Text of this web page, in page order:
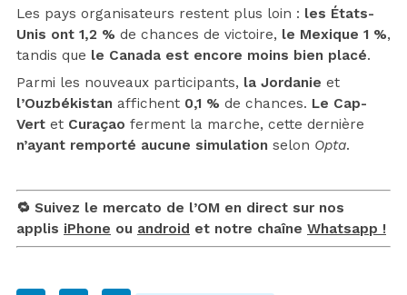
Les pays organisateurs restent plus loin : les États-
Unis ont 1,2 % de chances de victoire, le Mexique 1 %,
tandis que le Canada est encore moins bien placé.
Parmi les nouveaux participants, la Jordanie et
l’Ouzbékistan affichent 0,1 % de chances. Le Cap-
Vert et Curaçao ferment la marche, cette dernière
n’ayant remporté aucune simulation selon Opta.
🔁 Suivez le mercato de l’OM en direct sur nos
applis iPhone ou android et notre chaîne Whatsapp !